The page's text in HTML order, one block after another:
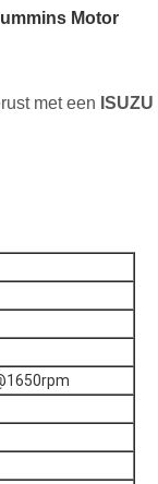
Motor
met een ISUZU